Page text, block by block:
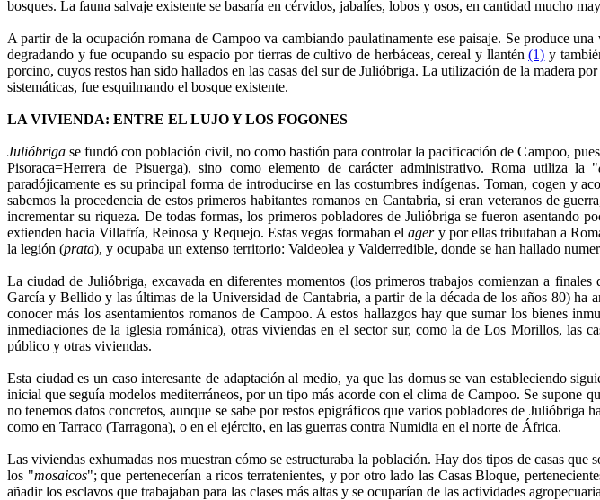
bosques. La fauna salvaje existente se basaría en cérvidos, jabalíes, lobos y osos, en cantidad mucho
A partir de la ocupación romana de Campoo va cambiando paulatinamente ese paisaje. Se produce
degradando y fue ocupando su espacio por tierras de cultivo de herbáceas, cereal y llantén(1) y
porcino, cuyos restos han sido hallados en las casas del sur de Julióbriga. La utilización de la madera
sistemáticas, fue esquilmando el bosque existente.
LA VIVIENDA: ENTRE EL LUJO Y LOS FOGONES
Julióbriga se fundó con población civil, no como bastión para controlar la pacificación de Campoo,
Pisoraca=Herrera de Pisuerga), sino como elemento de carácter administrativo. Roma utiliza la "
paradójicamente es su principal forma de introducirse en las costumbres indígenas. Toman, cogen y
sabemos la procedencia de estos primeros habitantes romanos en Cantabria, si eran veteranos de
incrementar su riqueza. De todas formas, los primeros pobladores de Julióbriga se fueron asentando
extienden hacia Villafría, Reinosa y Requejo. Estas vegas formaban elagery por ellas tributaban a
la legión (prata), y ocupaba un extenso territorio: Valdeolea y Valderredible, donde se han hallado
La ciudad de Julióbriga, excavada en diferentes momentos (los primeros trabajos comienzan a
García y Bellido y las últimas de la Universidad de Cantabria, a partir de la década de los años 80)
conocer más los asentamientos romanos de Campoo. A estos hallazgos hay que sumar los bienes
inmediaciones de la iglesia románica), otras viviendas en el sector sur, como la de Los Morillos, las
público y otras viviendas.
Esta ciudad es un caso interesante de adaptación al medio, ya que las domus se van estableciendo
inicial que seguía modelos mediterráneos, por un tipo más acorde con el clima de Campoo. Se supone
no tenemos datos concretos, aunque se sabe por restos epigráficos que varios pobladores de
como en Tarraco (Tarragona), o en el ejército, en las guerras contra Numidia en el norte de África.
Las viviendas exhumadas nos muestran cómo se estructuraba la población. Hay dos tipos de casas
los "mosaicos"; que pertenecerían a ricos terratenientes, y por otro lado las Casas Bloque,
añadir los esclavos que trabajaban para las clases más altas y se ocuparían de las actividades